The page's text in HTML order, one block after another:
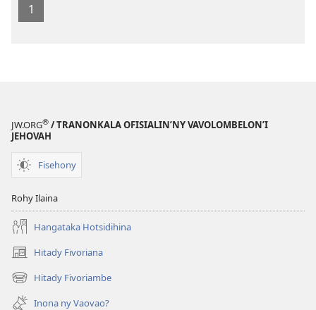
1
JW.ORG® / TRANONKALA OFISIALIN’NY VAVOLOMBELON’I
JEHOVAH
Fisehony
Rohy Ilaina
Hangataka Hotsidihina
Hitady Fivoriana
(manokatra
rohy) Hitady Fivoriambe
(manokatra
rohy) Inona ny Vaovao?